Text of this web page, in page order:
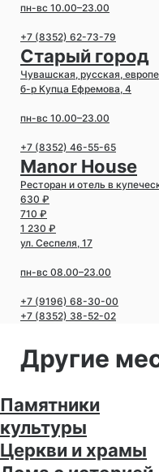
пн-вс 10.00–23.00
+7 (8352) 62-73-79
Старый город
Чувашская, русская,
б-р Купца Ефремова, 4
пн-вс 10.00–23.00
+7 (8352) 46-55-65
Manor House
Ресторан и отель в
630 ₽
710 ₽
1 230 ₽
ул. Сеспеля, 17
пн-вс 08.00–23.00
+7 (9196) 68-30-00
+7 (8352) 38-52-02
Другие
Памятники
культуры
Церкви и храмы